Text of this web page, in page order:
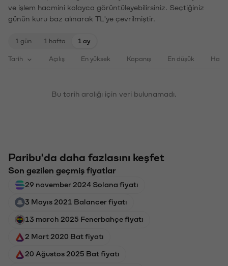
ve işlem hacmini kolayca görüntüleyebilirsiniz. Seçtiğiniz
günün kuru baz alınarak TL'ye çevrilmiştir.
1 gün 1 hafta 1 ay
Tarih Açılış En yüksek Kapanış En düşük
Bu tarih aralığı için veri bulunamadı.
Paribu'da daha fazlasını keşfet
Son gezilen geçmiş fiyatlar
29 november 2024 Solana fiyatı
3 Mayıs 2021 Balancer fiyatı
13 march 2025 Fenerbahçe fiyatı
2 Mart 2020 Bat fiyatı
20 Ağustos 2025 Bat fiyatı